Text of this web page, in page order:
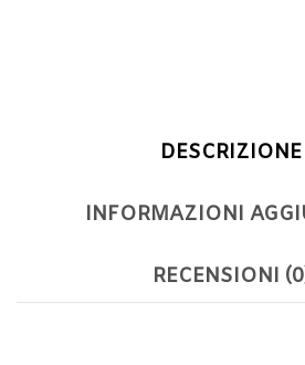
DESCRIZIONE
INFORMAZIONI
RECENSIONI